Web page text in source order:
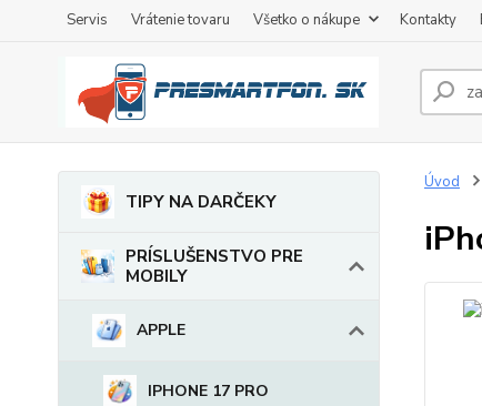
Servis Vrátenie tovaru Všetko o nákupe Kontakty
TIPY NA DARČEKY
PRÍSLUŠENSTVO PRE
MOBILY
APPLE
IPHONE 17 PRO
Úvod